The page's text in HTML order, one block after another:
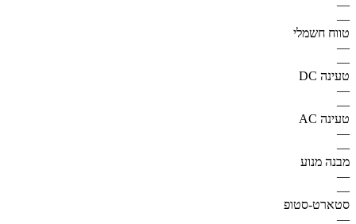
—
—
טווח חשמלי
—
—
טעינה DC
—
—
טעינה AC
—
—
מבנה מנוע
—
—
סטארט-סטופ
—